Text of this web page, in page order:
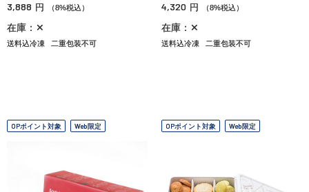
3,888 円 （8%税込）
在庫：✕
送料込冷凍 二重包装不可
4,320 円 （8%税込）
在庫：✕
送料込冷凍 二重包装不可
OPポイント対象 Web限定 OPポイント対象 Web限定